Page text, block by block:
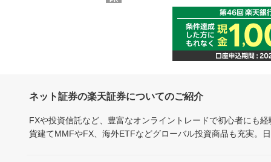
ネット証券の楽天証券についてのご紹介
FXや投資信託など、豊富なオンライントレードで初心者にも
貨建てMMFやFX、海外ETFなどグローバル投資商品も充実。